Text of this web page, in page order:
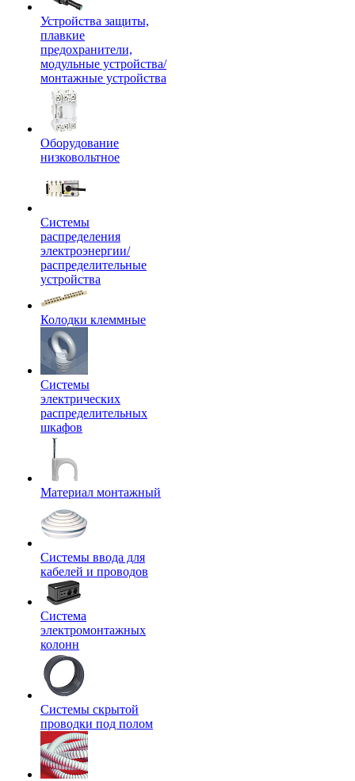
Устройства защиты,
плавкие
предохранители,
модульные устройства/
монтажные устройства
Оборудование
низковольтное
Системы
распределения
электроэнергии/
распределительные
устройства
Колодки клеммные
Системы
электрических
распределительных
шкафов
Материал монтажный
Системы ввода для
кабелей и проводов
Система
электромонтажных
колонн
Системы скрытой
проводки под полом